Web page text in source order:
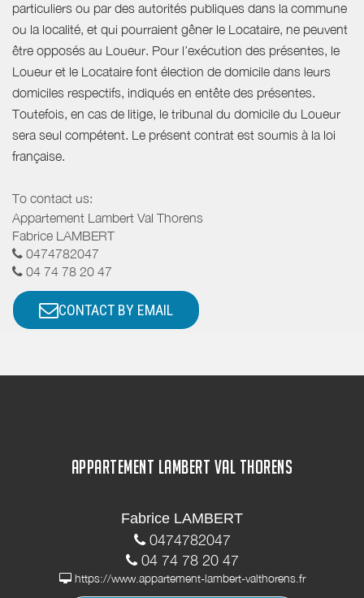
particuliers ou par des autorités publiques dans la commune
ou la localité, et qui pourraient gêner le Locataire, ne peuvent
être opposés au Loueur. Pour l’exécution des présentes, le
Loueur et le Locataire font élection de domicile dans leurs
domiciles respectifs, indiqués en entête des présentes.
Toutefois, en cas de litige, le tribunal du domicile du Loueur
sera seul compétent. Le présent contrat est soumis à la loi
française.
To contact us:
Appartement Lambert Val Thorens
Fabrice LAMBERT
0474782047
04 74 78 20 47
CONTACT BY EMAIL
APPARTEMENT LAMBERT VAL THORENS
Fabrice LAMBERT
0474782047
04 74 78 20 47
https://www.appartement-lambert-valthorens.fr